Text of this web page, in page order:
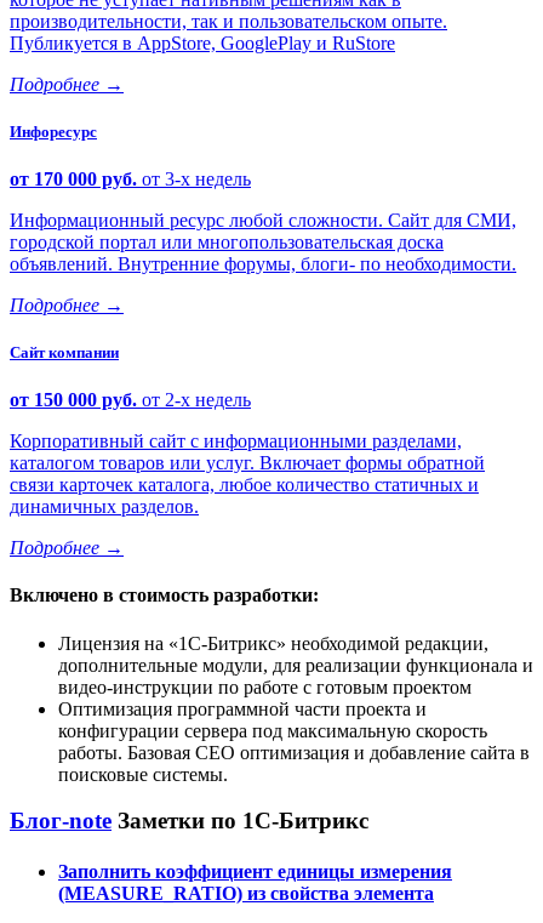
производительности, так и пользовательском опыте.
Публикуется в AppStore, GooglePlay и RuStore
Подробнее →
Инфоресурс
от 170 000 руб. от 3-х недель
Информационный ресурс любой сложности. Сайт для СМИ,
городской портал или многопользовательская доска
объявлений. Внутренние форумы, блоги- по необходимости.
Подробнее →
Сайт компании
от 150 000 руб. от 2-х недель
Корпоративный сайт с информационными разделами,
каталогом товаров или услуг. Включает формы обратной
связи карточек каталога, любое количество статичных и
динамичных разделов.
Подробнее →
Включено в стоимость разработки:
Лицензия на 1С-Битрикс
необходимой редакции,
дополнительные модули, для реализации функционала и
видео-инструкции по работе с готовым проектом
Оптимизация программной части проекта и
конфигурации сервера под максимальную скорость
работы. Базовая СЕО оптимизация и добавление сайта в
поисковые системы.
Блог-note Заметки по 1С-Битрикс
Заполнить коэффициент единицы измерения
(MEASURE_RATIO) из свойства элемента